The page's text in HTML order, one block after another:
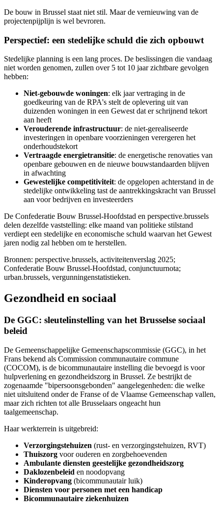
De bouw in Brussel staat niet stil. Maar de vernieuwing van de
projectenpijplijn is wel bevroren.
Perspectief: een stedelijke schuld die zich opbouwt
Stedelijke planning is een lang proces. De beslissingen die vandaag
niet worden genomen, zullen over 5 tot 10 jaar zichtbare gevolgen
hebben:
Niet-gebouwde woningen: elk jaar vertraging in de
goedkeuring van de RPA's stelt de oplevering uit van
duizenden woningen in een Gewest dat er schrijnend tekort
aan heeft
Verouderende infrastructuur: de niet-gerealiseerde
investeringen in openbare voorzieningen verergeren het
onderhoudstekort
Vertraagde energietransitie: de energetische renovaties van
openbare gebouwen en de nieuwe bouwstandaarden blijven
in afwachting
Gewestelijke competitiviteit: de opgelopen achterstand in de
stedelijke ontwikkeling tast de aantrekkingskracht van Brussel
aan voor bedrijven en investeerders
De Confederatie Bouw Brussel-Hoofdstad en perspective.brussels
delen dezelfde vaststelling: elke maand van politieke stilstand
verdiept een stedelijke en economische schuld waarvan het Gewest
jaren nodig zal hebben om te herstellen.
Bronnen: perspective.brussels, activiteitenverslag 2025;
Confederatie Bouw Brussel-Hoofdstad, conjunctuurnota;
urban.brussels, vergunningenstatistieken.
Gezondheid en sociaal
De GGC: sleutelinstelling van het Brusselse sociaal
beleid
De Gemeenschappelijke Gemeenschapscommissie (GGC), in het
Frans bekend als Commission communautaire commune
(COCOM), is de bicommunautaire instelling die bevoegd is voor
hulpverlening en gezondheidszorg in Brussel. Ze bestrijkt de
zogenaamde "bipersoonsgebonden" aangelegenheden: die welke
niet uitsluitend onder de Franse of de Vlaamse Gemeenschap vallen,
maar zich richten tot alle Brusselaars ongeacht hun
taalgemeenschap.
Haar werkterrein is uitgebreid:
Verzorgingstehuizen (rust- en verzorgingstehuizen, RVT)
Thuiszorg voor ouderen en zorgbehoevenden
Ambulante diensten geestelijke gezondheidszorg
Daklozenbeleid en noodopvang
Kinderopvang (bicommunautair luik)
Diensten voor personen met een handicap
Bicommunautaire ziekenhuizen